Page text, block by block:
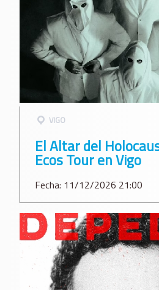
VIGO
El Altar del
Ecos Tour en Vigo
Fecha: 11/12/2026 21:00